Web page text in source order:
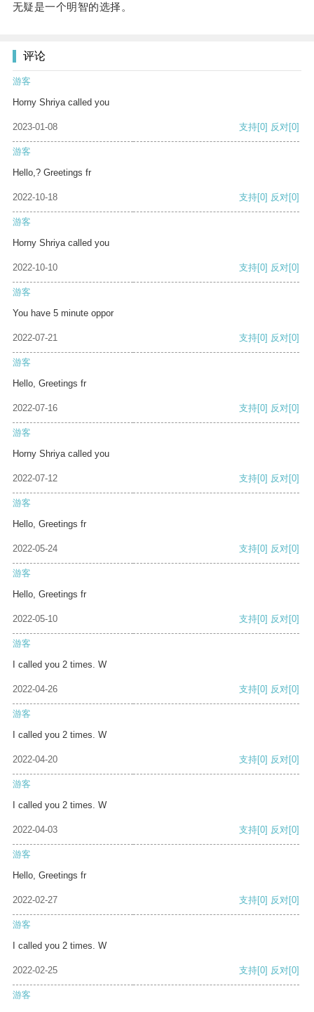
无疑是一个明智的选择。
评论
游客
Horny Shriya called you
2023-01-08 支持[0] 反对[0]
游客
Hello,? Greetings fr
2022-10-18 支持[0] 反对[0]
游客
Horny Shriya called you
2022-10-10 支持[0] 反对[0]
游客
You have 5 minute oppor
2022-07-21 支持[0] 反对[0]
游客
Hello, Greetings fr
2022-07-16 支持[0] 反对[0]
游客
Horny Shriya called you
2022-07-12 支持[0] 反对[0]
游客
Hello, Greetings fr
2022-05-24 支持[0] 反对[0]
游客
Hello, Greetings fr
2022-05-10 支持[0] 反对[0]
游客
I called you 2 times. W
2022-04-26 支持[0] 反对[0]
游客
I called you 2 times. W
2022-04-20 支持[0] 反对[0]
游客
I called you 2 times. W
2022-04-03 支持[0] 反对[0]
游客
Hello, Greetings fr
2022-02-27 支持[0] 反对[0]
游客
I called you 2 times. W
2022-02-25 支持[0] 反对[0]
游客